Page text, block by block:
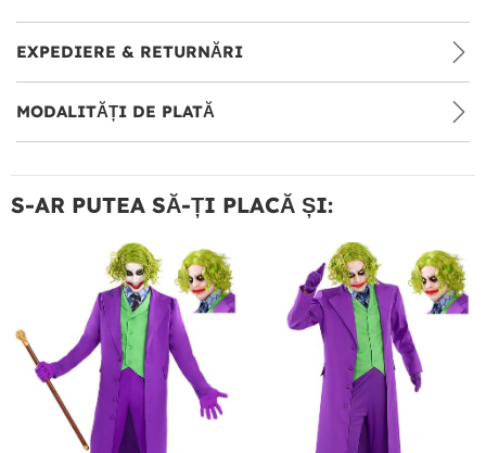
EXPEDIERE & RETURNĂRI
MODALITĂȚI DE PLATĂ
S-AR PUTEA SĂ-ȚI PLACĂ ȘI: